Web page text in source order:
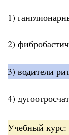
1)
2)
3) водители
4)
Учебный курс: